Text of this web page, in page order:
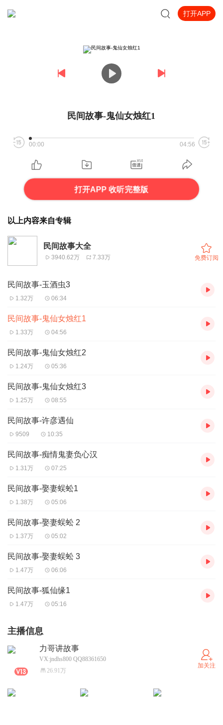
打开APP
民间故事-鬼仙女烛红1
00:00 04:56
打开APP 收听完整版
以上内容来自专辑
民间故事大全
3940.62万 7.33万 免费订阅
民间故事-玉酒虫3
1.32万 06:34
民间故事-鬼仙女烛红1
1.33万 04:56
民间故事-鬼仙女烛红2
1.24万 05:36
民间故事-鬼仙女烛红3
1.25万 08:55
民间故事-许彦遇仙
9509 10:35
民间故事-痴情鬼妻负心汉
1.31万 07:25
民间故事-娶妻蜈蚣1
1.38万 05:06
民间故事-娶妻蜈蚣 2
1.37万 05:02
民间故事-娶妻蜈蚣 3
1.47万 06:06
民间故事-狐仙缘1
1.47万 05:16
主播信息
力哥讲故事
VX:jndhs800 QQ88361650
26.91万
加关注